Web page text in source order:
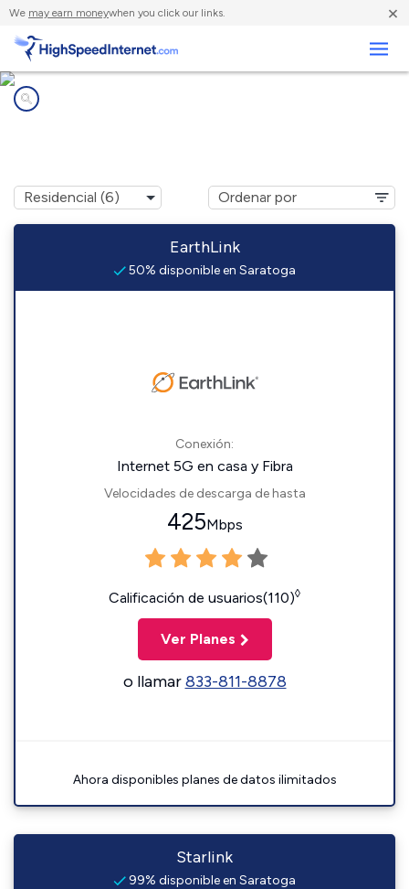
We may earn moneywhen you click our links. ×
EarthLink
50% disponible en Saratoga
Conexión:
Internet 5G en casa y Fibra
Velocidades de descarga de hasta
425Mbps
Calificación de usuarios(110)◊
Ver Planes
o llamar833-811-8878
Ahora disponibles planes de datos ilimitados
Starlink
99% disponible en Saratoga